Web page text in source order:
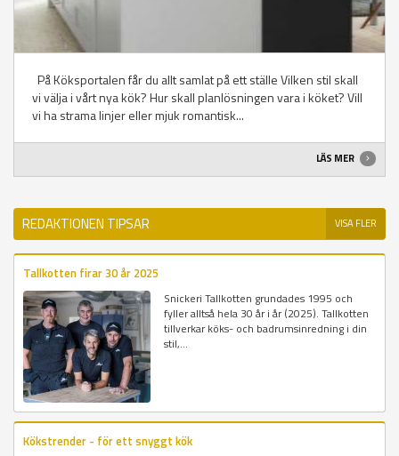
På Köksportalen får du allt samlat på ett ställe Vilken stil skall
vi välja i vårt nya kök? Hur skall planlösningen vara i köket? Vill
vi ha strama linjer eller mjuk romantisk...
LÄS MER
REDAKTIONEN TIPSAR VISA FLER
Tallkotten firar 30 år 2025
Snickeri Tallkotten grundades 1995 och
fyller alltså hela 30 år i år (2025). Tallkotten
tillverkar köks- och badrumsinredning i din
stil,...
Kökstrender - för ett snyggt kök